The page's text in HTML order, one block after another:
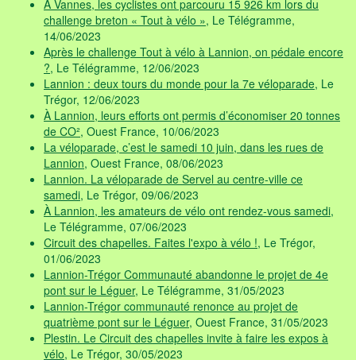
À Vannes, les cyclistes ont parcouru 15 926 km lors du
challenge breton « Tout à vélo », Le Télégramme,
14/06/2023
Après le challenge Tout à vélo à Lannion, on pédale encore
?, Le Télégramme, 12/06/2023
Lannion : deux tours du monde pour la 7e véloparade, Le
Trégor, 12/06/2023
À Lannion, leurs efforts ont permis d’économiser 20 tonnes
de CO², Ouest France, 10/06/2023
La véloparade, c’est le samedi 10 juin, dans les rues de
Lannion, Ouest France, 08/06/2023
Lannion. La véloparade de Servel au centre-ville ce
samedi, Le Trégor, 09/06/2023
À Lannion, les amateurs de vélo ont rendez-vous samedi,
Le Télégramme, 07/06/2023
Circuit des chapelles. Faites l'expo à vélo !, Le Trégor,
01/06/2023
Lannion-Trégor Communauté abandonne le projet de 4e
pont sur le Léguer, Le Télégramme, 31/05/2023
Lannion-Trégor communauté renonce au projet de
quatrième pont sur le Léguer, Ouest France, 31/05/2023
Plestin. Le Circuit des chapelles invite à faire les expos à
vélo, Le Trégor, 30/05/2023